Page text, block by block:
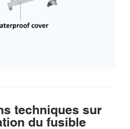
techniques sur
du fusible